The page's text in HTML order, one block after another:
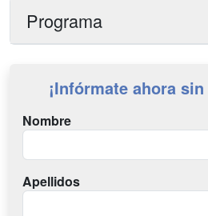
Programa
¡Infórmate ahora
Nombre
Apellidos